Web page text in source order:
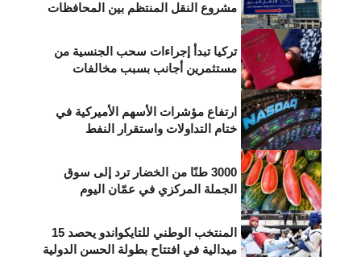
مشروع النقل المنتظم بين المحافظات
تركيا تبدأ إجراءات سحب الجنسية من
مستثمرين أجانب بسبب مخالفات
ارتفاع مؤشرات الأسهم الأميركية في
ختام التداولات واستقرار النفط
3000 طنًا من الخضار ترد إلى سوق
الجملة المركزي في عمّان اليوم
المنتخب الوطني للتايكواندو يحصد 15
ميدالية في افتتاح بطولة الحسن الدولية